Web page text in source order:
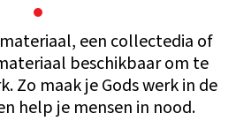
een collectedia of
beschikbaar om te
Zo maak je Gods werk in de
help je mensen in nood.